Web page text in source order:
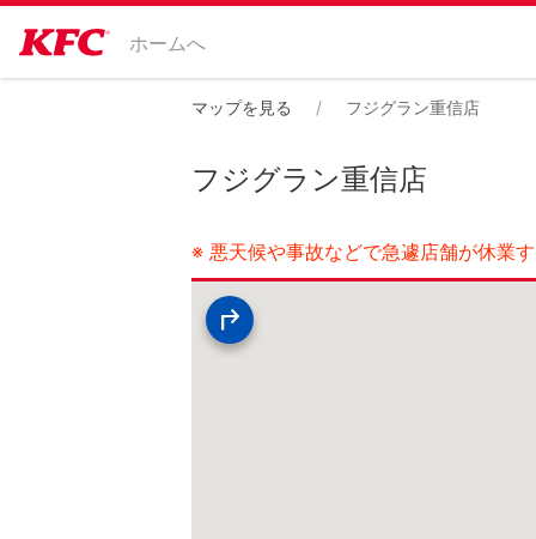
ホームへ
マップを見る フジグラン重信店
フジグラン重信店
※ 悪天候や事故などで急遽店舗が休業